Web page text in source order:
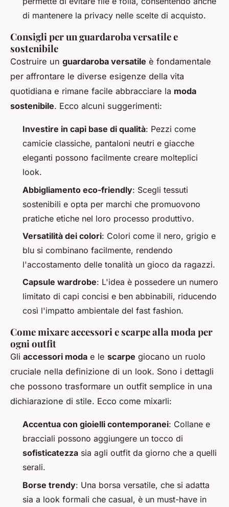
di mantenere la privacy nelle scelte di acquisto.
Consigli per un guardaroba versatile e
sostenibile
Costruire un guardaroba versatile è fondamentale
per affrontare le diverse esigenze della vita
quotidiana e rimane facile abbracciare la moda
sostenibile. Ecco alcuni suggerimenti:
Investire in capi base di qualità: Pezzi come
camicie classiche, pantaloni neutri e giacche
eleganti possono facilmente creare molteplici
look.
Abbigliamento eco-friendly: Scegli tessuti
sostenibili e opta per marchi che promuovono
pratiche etiche nel loro processo produttivo.
Versatilità dei colori: Colori come il nero, grigio e
blu si combinano facilmente, rendendo
l'accostamento delle tonalità un gioco da ragazzi.
Capsule wardrobe: L'idea è possedere un numero
limitato di capi concisi e ben abbinabili, riducendo
così l'impatto ambientale del fast fashion.
Come mixare accessori e scarpe alla moda per
ogni outfit
Gli accessori moda e le scarpe giocano un ruolo
cruciale nella definizione di un look. Sono i dettagli
che possono trasformare un outfit semplice in una
dichiarazione di stile. Ecco come mixarli:
Accentua con gioielli contemporanei: Collane e
bracciali possono aggiungere un tocco di
sofisticatezza sia agli outfit da giorno che a quelli
serali.
Borse trendy: Una borsa versatile, che si adatta
sia a look formali che casual, è un must-have in